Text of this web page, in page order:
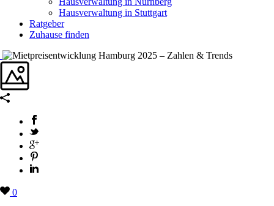
Hausverwaltung in Stuttgart
Ratgeber
Zuhause finden
0